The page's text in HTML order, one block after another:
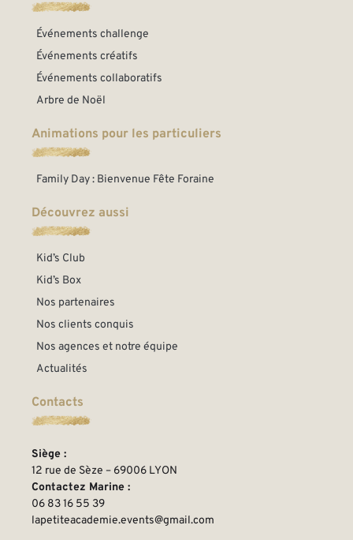
Événements challenge
Événements créatifs
Événements collaboratifs
Arbre de Noël
Animations pour les particuliers
Family Day : Bienvenue Fête Foraine
Découvrez aussi
Kid’s Club
Kid’s Box
Nos partenaires
Nos clients conquis
Nos agences et notre équipe
Actualités
Contacts
Siège :
12 rue de Sèze – 69006 LYON
Contactez Marine :
06 83 16 55 39
lapetiteacademie.events@gmail.com